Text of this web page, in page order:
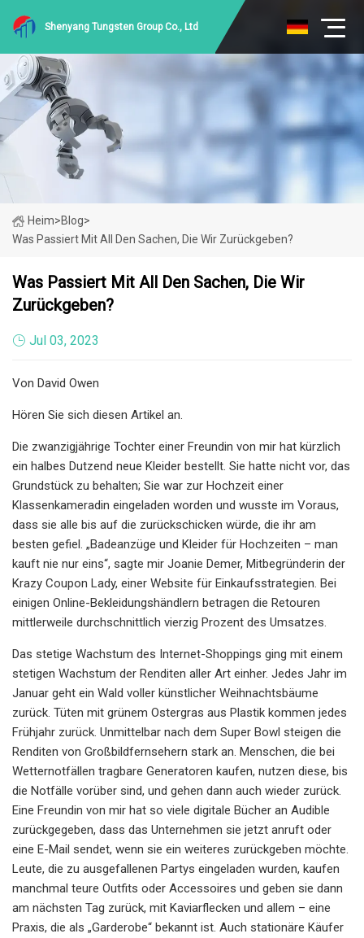
Shenyang Tungsten Group Co., Ltd
Heim>Blog>
Was Passiert Mit All Den Sachen, Die Wir Zurückgeben?
Was Passiert Mit All Den Sachen, Die Wir
Zurückgeben?
Jul 03, 2023
Von David Owen
Hören Sie sich diesen Artikel an.
Die zwanzigjährige Tochter einer Freundin von mir hat kürzlich
ein halbes Dutzend neue Kleider bestellt. Sie hatte nicht vor, das
Grundstück zu behalten; Sie war zur Hochzeit einer
Klassenkameradin eingeladen worden und wusste im Voraus,
dass sie alle bis auf die zurückschicken würde, die ihr am
besten gefiel. „Badeanzüge und Kleider für Hochzeiten – man
kauft nie nur eins“, sagte mir Joanie Demer, Mitbegründerin der
Krazy Coupon Lady, einer Website für Einkaufsstrategien. Bei
einigen Online-Bekleidungshändlern betragen die Retouren
mittlerweile durchschnittlich vierzig Prozent des Umsatzes.
Das stetige Wachstum des Internet-Shoppings ging mit einem
stetigen Wachstum der Renditen aller Art einher. Jedes Jahr im
Januar geht ein Wald voller künstlicher Weihnachtsbäume
zurück. Tüten mit grünem Ostergras aus Plastik kommen jedes
Frühjahr zurück. Unmittelbar nach dem Super Bowl steigen die
Renditen von Großbildfernsehern stark an. Menschen, die bei
Wetternotfällen tragbare Generatoren kaufen, nutzen diese, bis
die Notfälle vorüber sind, und gehen dann auch wieder zurück.
Eine Freundin von mir hat so viele digitale Bücher an Audible
zurückgegeben, dass das Unternehmen sie jetzt anruft oder
eine E-Mail sendet, wenn sie ein weiteres zurückgeben möchte.
Leute, die zu ausgefallenen Partys eingeladen wurden, kaufen
manchmal teure Outfits oder Accessoires und geben sie dann
am nächsten Tag zurück, mit Kaviarflecken und allem – eine
Praxis, die als „Garderobe“ bekannt ist. Auch stationäre Käufer